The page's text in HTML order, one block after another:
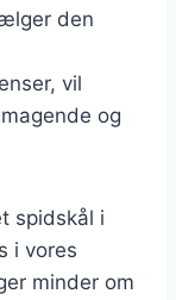
den
vil
og
spidskål i
i vores
minder om